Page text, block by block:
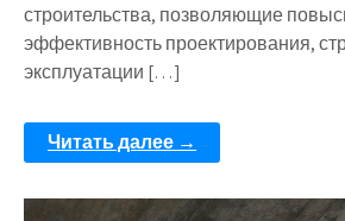
строительства, позволяющие
эффективность проектирования,
эксплуатации […]
Читать далее →